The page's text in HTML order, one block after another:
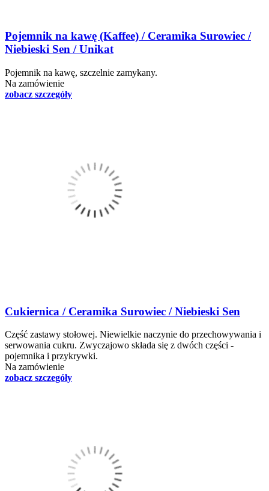
Pojemnik na kawę (Kaffee) / Ceramika Surowiec /
Niebieski Sen / Unikat
Pojemnik na kawę, szczelnie zamykany.
Na zamówienie
zobacz szczegóły
Cukiernica / Ceramika Surowiec / Niebieski Sen
Część zastawy stołowej. Niewielkie naczynie do przechowywania i
serwowania cukru. Zwyczajowo składa się z dwóch części -
pojemnika i przykrywki.
Na zamówienie
zobacz szczegóły